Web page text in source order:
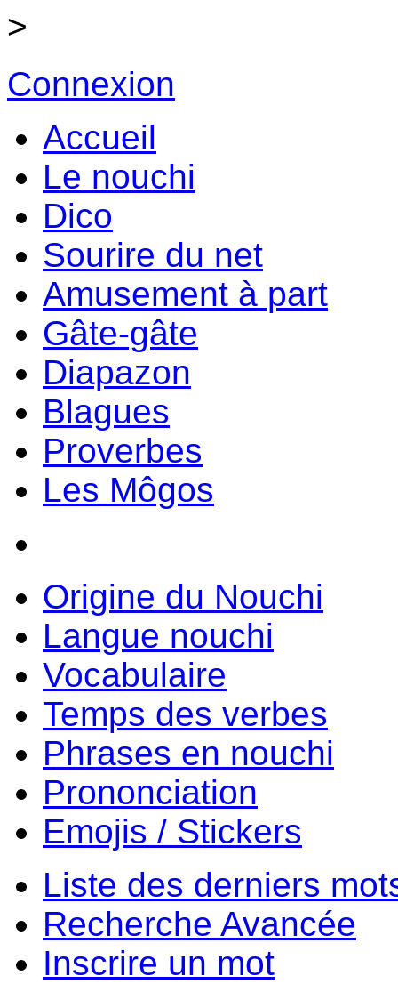
>
Connexion
Accueil
Le nouchi
Dico
Sourire du net
Amusement à part
Gâte-gâte
Diapazon
Blagues
Proverbes
Les Môgos
Origine du Nouchi
Langue nouchi
Vocabulaire
Temps des verbes
Phrases en nouchi
Prononciation
Emojis / Stickers
Liste des derniers
Recherche Avancée
Inscrire un mot